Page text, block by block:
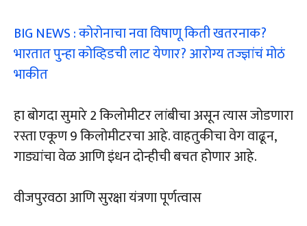
BIG NEWS : कोरोनाचा नवा विषाणू किती खतरनाक?
भारतात पुन्हा कोव्हिडची लाट येणार? आरोग्य तज्ज्ञांचं मोठं
भाकीत
हा बोगदा सुमारे 2 किलोमीटर लांबीचा असून त्यास जोडणारा
रस्ता एकूण 9 किलोमीटरचा आहे. वाहतुकीचा वेग वाढून,
गाड्यांचा वेळ आणि इंधन दोन्हीची बचत होणार आहे.
वीजपुरवठा आणि सुरक्षा यंत्रणा पूर्णत्वास